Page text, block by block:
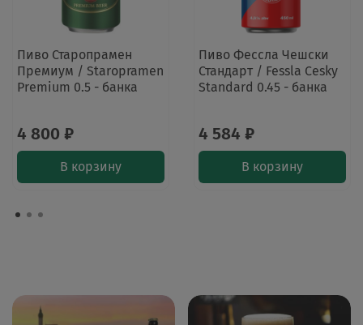
Пиво Старопрамен
Премиум / Staropramen
Premium 0.5 - банка
4 800 ₽
В корзину
Пиво Фессла Чешски
Стандарт / Fessla Cesky
Standard 0.45 - банка
4 584 ₽
В корзину